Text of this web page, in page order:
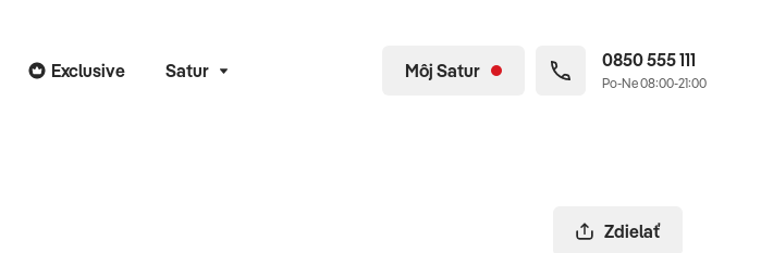
Exclusive Satur Môj Satur 0850 555 111
Po-Ne 08:00-21:00
Zdielať